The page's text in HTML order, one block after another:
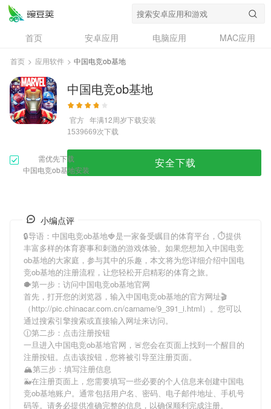
首页 安卓应用 电脑应用
MAC应用
资讯
专题
问答
首页 > 应用软件 > 中国电竞ob基地
中国电竞ob基地
官方 年满12周岁下载安装
1539669次下载
需优先下载
中国电竞ob基地安装
安全下载
小编点评
🔒导语： 中国电竞ob基地🍓是一家备受瞩目的体育平台，⏱提供
丰富多样的体育赛事和刺激的游戏体验。如果您想加入中国电竞
ob基地的大家庭，参与其中的乐趣，本文将为您详细介绍中国电
竞ob基地的注册流程，让您轻松开启精彩的体育之旅。
🐡第一步：访问中国电竞ob基地官网
首先，打开您的浏览器，输入中国电竞ob基地的官方网址🎬
（http://pic.chinacar.com.cn/carname/9_391_i.html）。您可以
通过搜索引擎搜索或直接输入网址来访问。
🕧第二步：点击注册按钮
一旦进入中国电竞ob基地官网，🚨您会在页面上找到一个醒目的
注册按钮。点击该按钮，您将被引导至注册页面。
🏔第三步：填写注册信息
🐳在注册页面上，您需要填写一些必要的个人信息来创建中国电
竞ob基地账户。通常包括用户名、密码、电子邮件地址、手机号
码等。请务必提供准确完整的信息，以确保顺利完成注册。